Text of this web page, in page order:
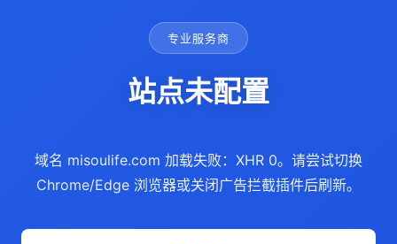
专业服务商
站点未配置
域名 misoulife.com 加载失败：XHR 0。请尝试切换
Chrome/Edge 浏览器或关闭广告拦截插件后刷新。